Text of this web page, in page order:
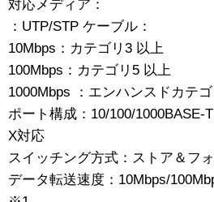
対応メディア：
：UTP/STP ケーブル：
10Mbps：カテゴリ3 以上
100Mbps：カテゴリ5 以上
1000Mbps ：エンハンスドカテ
ポート構成：10/100/
X対応
スイッチング方式：ストア＆フ
データ転送速度：10Mbps/